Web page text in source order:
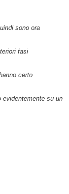
sono ora
fasi
certo
evidentemente su un